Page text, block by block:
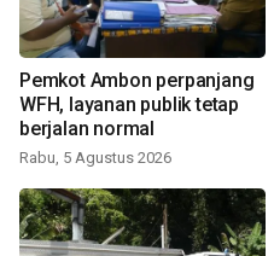
Pemkot Ambon perpanjang
WFH, layanan publik tetap
berjalan normal
Rabu, 5 Agustus 2026